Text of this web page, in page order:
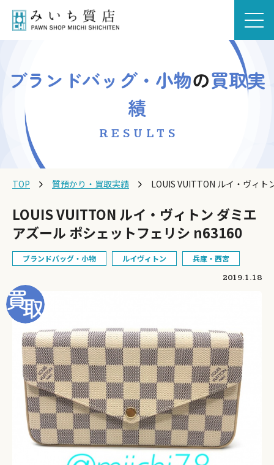
ブランドバッグ・小物の買取実
績
RESULTS
TOP 質預かり・買取実績 LOUIS VUITTON ルイ・ヴィ
LOUIS VUITTON ルイ・ヴィトン ダミエ
アズール ポシェットフェリシ n63160
ブランドバッグ・小物 ルイヴィトン 兵庫・西宮
2019.1.18